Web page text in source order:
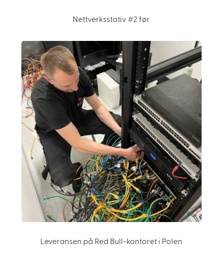
Nettverksstativ #2 før
Leveransen på Red Bull-kontoret i Polen